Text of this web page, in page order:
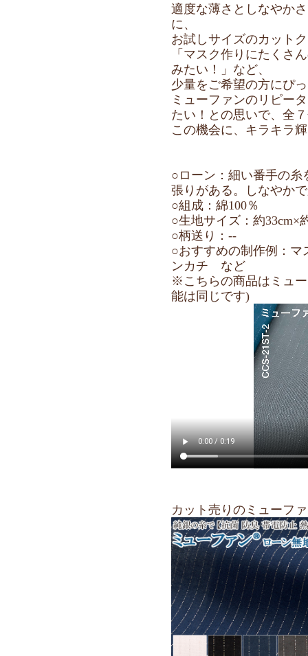
―抗ウイル
(1)ミューフ
上がった悪
(2)ミューフ
のエンベロ
ました。
現在、上記
＿＿＿＿＿
抗菌・抗ウ
ァン」生地。
適度な薄さ
に、
お試しサイ
「マスク作
みたい！」
少量をご希